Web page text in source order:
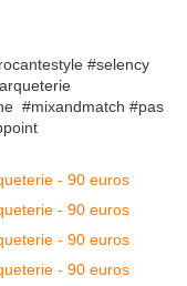
#selency
#mixandmatch #pas